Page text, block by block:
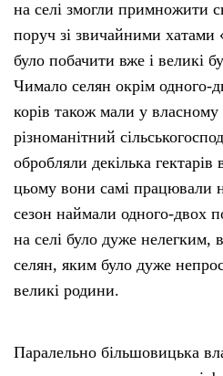
на селі змогли примножити
поруч зі звичайними
було побачити вже і великі
Чимало селян окрім одного-
корів також мали у власному
різноманітний
обробляли декілька гектарів
цьому вони самі працювали
сезон наймали одного-двох
на селі було дуже нелегким,
селян, яким було дуже
великі родини.
Паралельно більшовицька